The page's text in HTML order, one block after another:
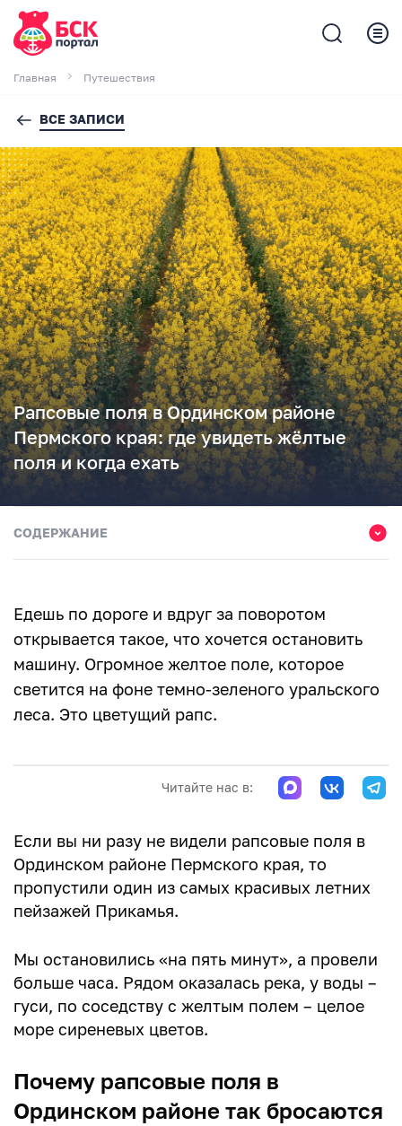
Главная Путешествия
ВСЕ ЗАПИСИ
Рапсовые поля в Ординском районе
Пермского края: где увидеть жёлтые
поля и когда ехать
СОДЕРЖАНИЕ
Почему рапсовые поля так бросаются в глаза
Гуси у реки: как случайная остановка стала лучшим
кадром поездки
Фиолетовые поля рядом с рапсом
Как добраться до рапсовых полей
Едешь по дороге и вдруг за поворотом
открывается такое, что хочется остановить
машину. Огромное желтое поле, которое
светится на фоне темно-зеленого уральского
леса. Это цветущий рапс.
Читайте нас в:
Если вы ни разу не видели рапсовые поля в
Ординском районе Пермского края, то
пропустили один из самых красивых летних
пейзажей Прикамья.
Мы остановились «на пять минут», а провели
больше часа. Рядом оказалась река, у воды –
гуси, по соседству с желтым полем – целое
море сиреневых цветов.
Почему рапсовые поля в
Ординском районе так бросаются